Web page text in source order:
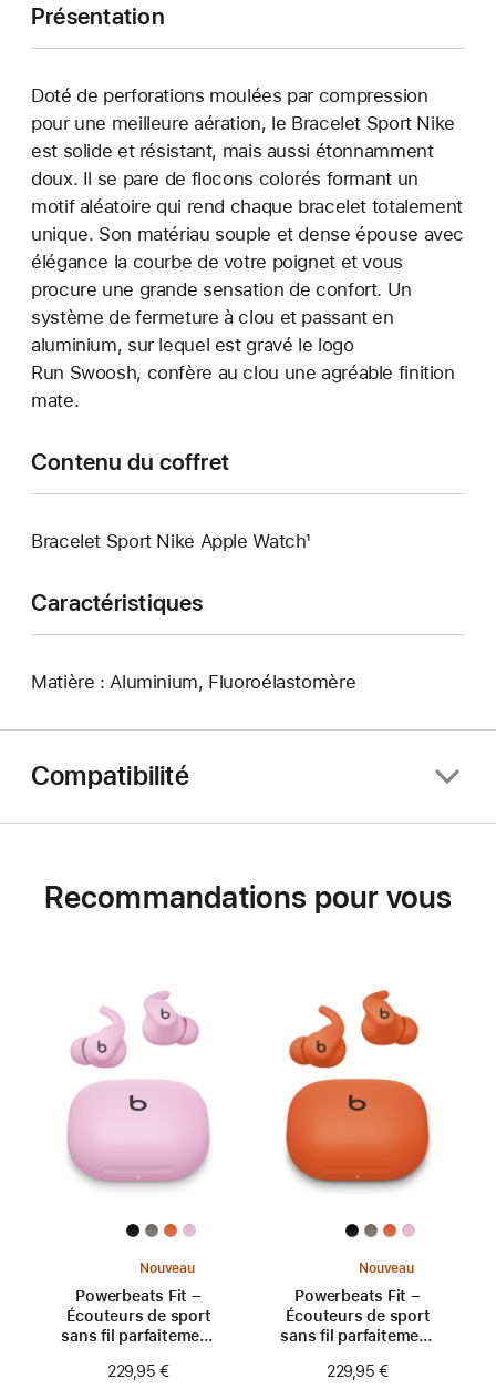
Présentation
Doté de perforations moulées par compression
pour une meilleure aération, le Bracelet Sport Nike
est solide et résistant, mais aussi étonnamment
doux. Il se pare de flocons colorés formant un
motif aléatoire qui rend chaque bracelet totalement
unique. Son matériau souple et dense épouse avec
élégance la courbe de votre poignet et vous
procure une grande sensation de confort. Un
système de fermeture à clou et passant en
aluminium, sur lequel est gravé le logo
Run Swoosh, confère au clou une agréable finition
mate.
Contenu du coffret
Bracelet Sport Nike Apple Watch¹
Caractéristiques
Matière : Aluminium, Fluoroélastomère
Compatibilité
Recommandations pour vous
Nouveau
Powerbeats Fit –
Écouteurs de sport
sans fil parfaitement
229,95 €
Nouveau
Powerbeats Fit –
Écouteurs de sport
sans fil parfaitement
turbo
229,95 €